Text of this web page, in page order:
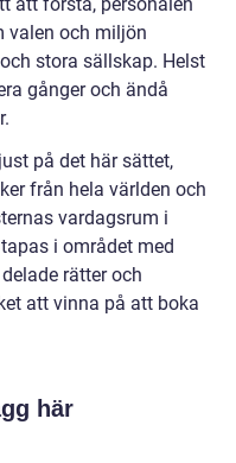
valen och miljön
stora sällskap. Helst
gånger och ändå
på det här sättet,
från hela världen och
vardagsrum i
i området med
rätter och
att vinna på att boka
här